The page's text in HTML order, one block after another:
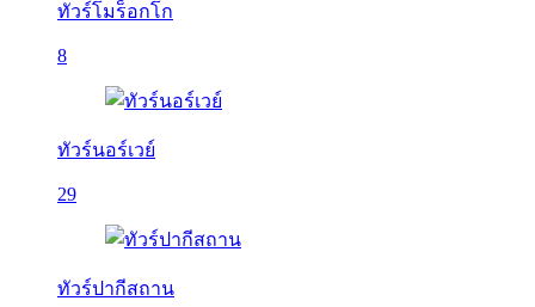
ทัวร์โมร็อกโก
8
ทัวร์นอร์เวย์
29
ทัวร์ปากีสถาน